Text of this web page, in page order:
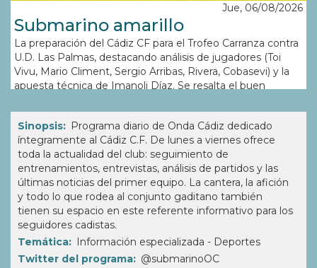
Jue, 06/08/2026
Submarino amarillo
La preparación del Cádiz CF para el Trofeo Carranza contra
U.D. Las Palmas, destacando análisis de jugadores (Toi
Vivu, Mario Climent, Sergio Arribas, Rivera, Cobasevi) y la
apuesta técnica de Imanoli Díaz. Se resalta el buen
a Juanito Mariana. Intervinientes: * Rafael Contreras
(Vicepresidente del Cádiz CF) * Juan Lebrero (Miembro del
Área de Historia del Cádiz CF)
Sinopsis
Programa diario de Onda Cádiz dedicado
íntegramente al Cádiz C.F. De lunes a viernes ofrece
toda la actualidad del club: seguimiento de
entrenamientos, entrevistas, análisis de partidos y las
últimas noticias del primer equipo. La cantera, la afición
y todo lo que rodea al conjunto gaditano también
tienen su espacio en este referente informativo para los
seguidores cadistas.
Temática
Información especializada - Deportes
Twitter del programa
@submarinoOC